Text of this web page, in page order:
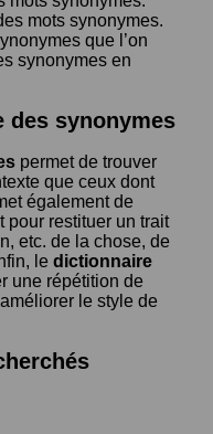
mots synonymes.
que l’on
synonymes en
des synonymes
permet de trouver
que ceux dont
également de
pour restituer un trait
etc. de la chose, de
le dictionnaire
une répétition de
le style de